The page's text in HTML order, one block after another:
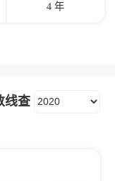
4 年
线查